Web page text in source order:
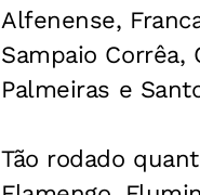
Alfenense,
Sampaio Corrêa,
Palmeiras e
Tão rodado